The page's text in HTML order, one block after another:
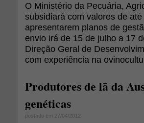
O Ministério da Pecuária,
subsidiará com valores de
apresentarem planos de
envio irá de 15 de julho a 17
Direção Geral de
com experiência na
Produtores de lã da
genéticas
postado em 27/04/2012